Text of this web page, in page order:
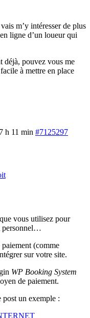
m’y intéresser de plus
ligne d’un loueur qui
déjà, pouvez vous me
à mettre en place
h 11 min #7125297
vous utilisez pour
personnel…
(comme
sur votre site.
WP Booking System
de paiement.
post un exemple :